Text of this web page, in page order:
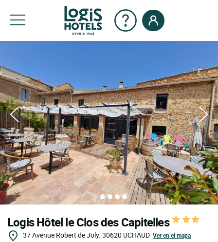
Logis Hôtel le Clos des Capitelles
37 Avenue Robert de Joly. 30620 UCHAUD Ver en el mapa